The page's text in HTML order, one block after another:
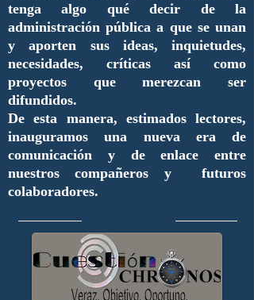
tenga algo qué decir de la
administración pública a que se unan
y aporten sus ideas, inquietudes,
necesidades, críticas así como
proyectos que merezcan ser
difundidos.
De esta manera, estimados lectores,
inauguramos una nueva era de
comunicación y de enlace entre
nuestros compañeros y futuros
colaboradores.